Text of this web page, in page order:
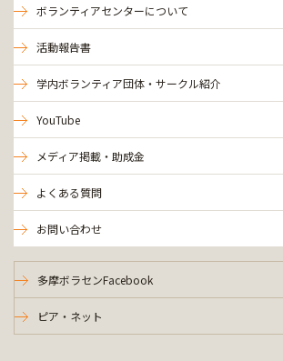
ボランティアセンターについて
活動報告書
学内ボランティア団体・サークル紹介
YouTube
メディア掲載・助成金
よくある質問
お問い合わせ
多摩ボラセンFacebook
ピア・ネット